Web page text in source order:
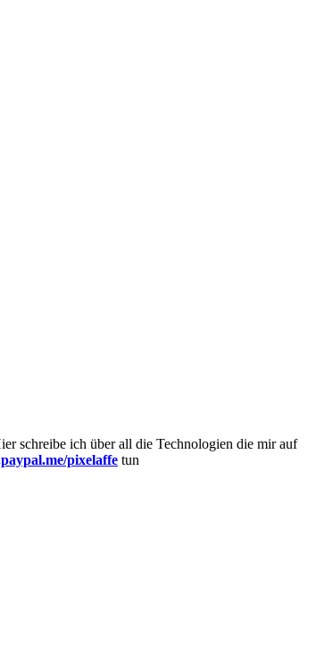
schreibe ich über all die Technologien die mir auf
pixelaffe tun